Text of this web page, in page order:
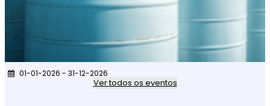
01-01-2026 - 31-12-2026
Ver todos os eventos